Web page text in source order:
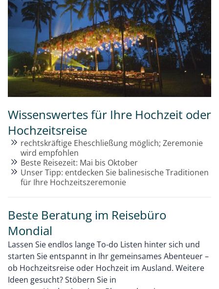
Wissenswertes für Ihre Hochzeit oder
Hochzeitsreise
rechtskräftige Eheschließung möglich; Zeremonie
wird empfohlen
Beste Reisezeit: Mai bis Oktober
Unser Tipp: entdecken Sie balinesische Traditionen
für Ihre Hochzeitszeremonie
Beste Beratung im Reisebüro
Mondial
Lassen Sie endlos lange To-do Listen hinter sich und
starten Sie entspannt in Ihr gemeinsames Abenteuer –
ob Hochzeitsreise oder Hochzeit im Ausland. Weitere
Ideen gesucht? Stöbern Sie in